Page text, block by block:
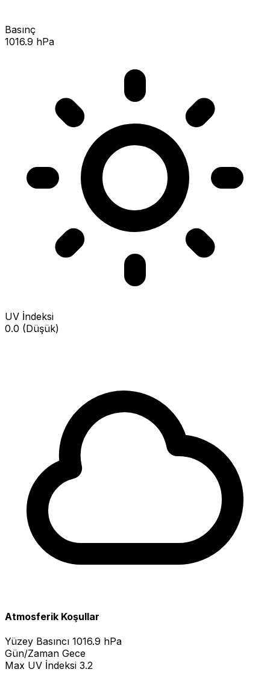
Basınç
1016.9 hPa
UV İndeksi
0.0 (Düşük)
Atmosferik Koşullar
Yüzey Basıncı 1016.9 hPa
Gün/Zaman Gece
Max UV İndeksi 3.2